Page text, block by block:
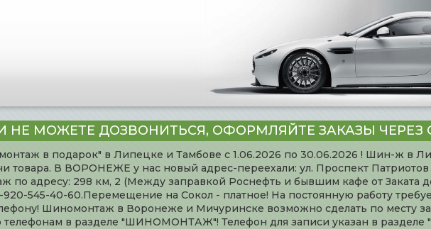
МОЖЕТЕ ДОЗВОНИТЬСЯ, ОФОРМЛЯЙТЕ ЗАКАЗЫ ЧЕРЕЗ
в подарок" в Липецке и Тамбове с 1.06.2026 по 30.06.2026 ! Шин-ж в
товара. В ВОРОНЕЖЕ у нас новый адрес-переехали: ул. Проспект Патриотов
адресу: 298 км, 2 (Между заправкой Роснефть и бывшим кафе от Заката
545-40-60.Перемещение на Сокол - платное! На постоянную работу
Шиномонтаж в Воронеже и Мичуринске возможно сделать по месту
телефонам в разделе "ШИНОМОНТАЖ"! Телефон для записи указан в